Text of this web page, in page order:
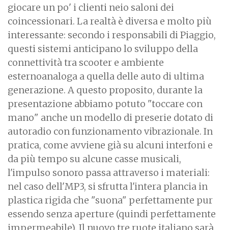
giocare un po' i clienti neio saloni dei
coincessionari. La realtà è diversa e molto più
interessante: secondo i responsabili di Piaggio,
questi sistemi anticipano lo sviluppo della
connettività tra scooter e ambiente
esternoanaloga a quella delle auto di ultima
generazione. A questo proposito, durante la
presentazione abbiamo potuto "toccare con
mano" anche un modello di preserie dotato di
autoradio con funzionamento vibrazionale. In
pratica, come avviene già su alcuni interfoni e
da più tempo su alcune casse musicali,
l'impulso sonoro passa attraverso i materiali:
nel caso dell'MP3, si sfrutta l'intera plancia in
plastica rigida che "suona" perfettamente pur
essendo senza aperture (quindi perfettamente
impermeabile). Il nuovo tre ruote italiano sarà